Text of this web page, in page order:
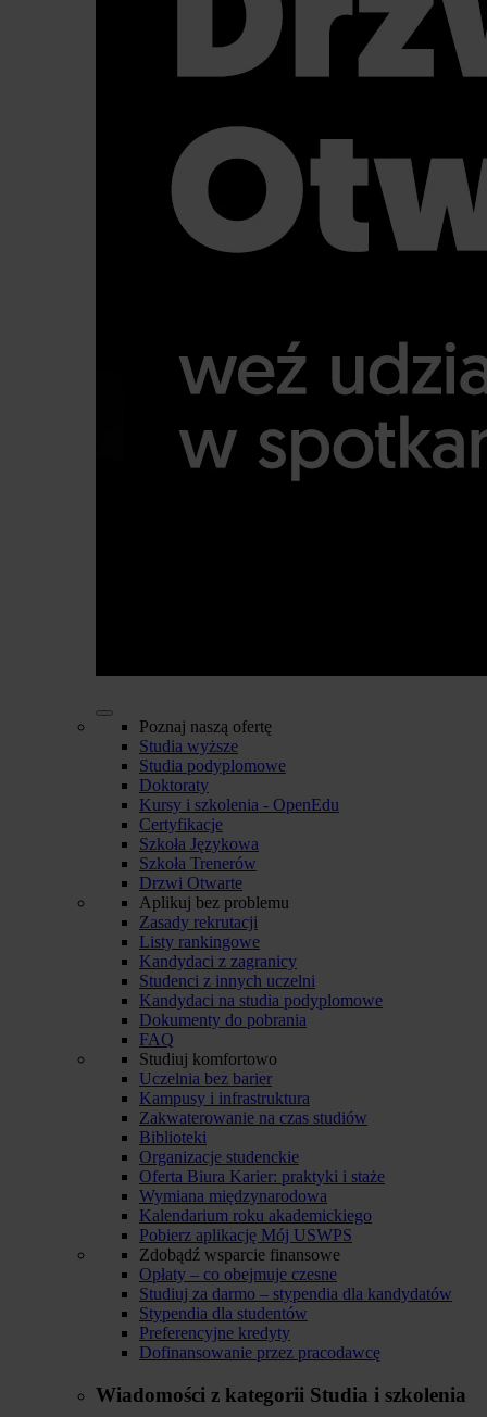
Poznaj naszą ofertę
Studia wyższe
Studia podyplomowe
Doktoraty
Kursy i szkolenia - OpenEdu
Certyfikacje
Szkoła Językowa
Szkoła Trenerów
Drzwi Otwarte
Aplikuj bez problemu
Zasady rekrutacji
Listy rankingowe
Kandydaci z zagranicy
Studenci z innych uczelni
Kandydaci na studia podyplomowe
Dokumenty do pobrania
FAQ
Studiuj komfortowo
Uczelnia bez barier
Kampusy i infrastruktura
Zakwaterowanie na czas studiów
Biblioteki
Organizacje studenckie
Oferta Biura Karier: praktyki i staże
Wymiana międzynarodowa
Kalendarium roku akademickiego
Pobierz aplikację Mój USWPS
Zdobądź wsparcie finansowe
Opłaty – co obejmuje czesne
Studiuj za darmo – stypendia dla kandydatów
Stypendia dla studentów
Preferencyjne kredyty
Dofinansowanie przez pracodawcę
Wiadomości z kategorii Studia i szkolenia